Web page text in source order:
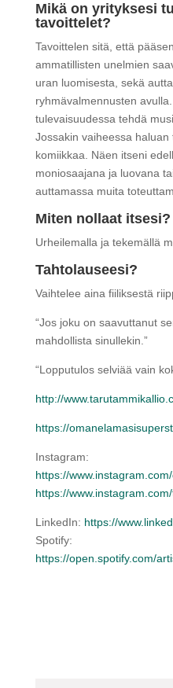
Mikä on yrityksesi
tavoittelet?
Tavoittelen sitä, että
ammatillisten unelmien
uran luomisesta, sekä
ryhmävalmennusten
tulevaisuudessa tehdä
Jossakin vaiheessa
komiikkaa. Näen itseni
moniosaajana ja luovana
auttamassa muita
Miten nollaat itsesi?
Urheilemalla ja tekemällä
Tahtolauseesi?
Vaihtelee aina fiiliksestä
“Jos joku on saavuttanut
mahdollista sinullekin.”
“Lopputulos selviää vain
http://
https://
Instagram:
https://
https://
LinkedIn: https://
Spotify:
https://open.spotify.com/